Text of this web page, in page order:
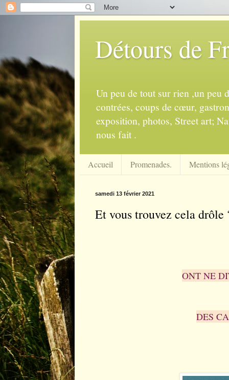
Détours de
Un peu de tout sur rien ,un peu
contrées, coups de cœur,
exposition, photos, Street art;
nous fait .
Accueil Promenades. Mentions
samedi 13 février 2021
Et vous trouvez cela drôle
ONT NE
DES